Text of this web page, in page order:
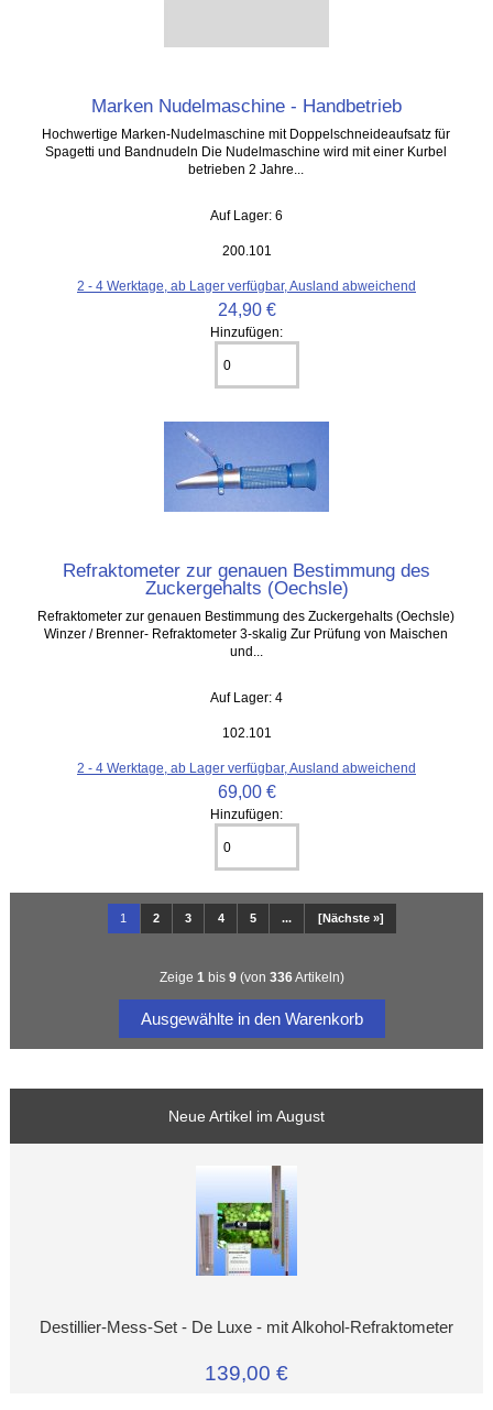
Marken Nudelmaschine - Handbetrieb
Hochwertige Marken-Nudelmaschine mit Doppelschneideaufsatz für
Spagetti und Bandnudeln Die Nudelmaschine wird mit einer Kurbel
betrieben 2 Jahre...
Auf Lager: 6
200.101
2 - 4 Werktage, ab Lager verfügbar, Ausland abweichend
24,90 €
Hinzufügen:
Refraktometer zur genauen Bestimmung des
Zuckergehalts (Oechsle)
Refraktometer zur genauen Bestimmung des Zuckergehalts (Oechsle)
Winzer / Brenner- Refraktometer 3-skalig Zur Prüfung von Maischen
und...
Auf Lager: 4
102.101
2 - 4 Werktage, ab Lager verfügbar, Ausland abweichend
69,00 €
Hinzufügen:
1 2 3 4 5 ... [Nächste »]
Zeige 1 bis 9 (von 336Artikeln)
Neue Artikel im August
Destillier-Mess-Set - De Luxe - mit Alkohol-Refraktometer
139,00 €